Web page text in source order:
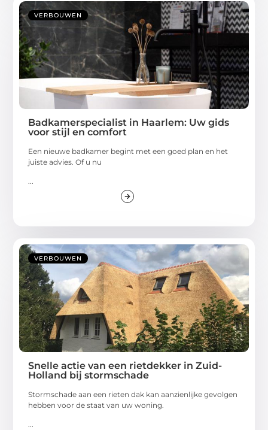
VERBOUWEN
Badkamerspecialist in Haarlem: Uw gids
voor stijl en comfort
Een nieuwe badkamer begint met een goed plan en het
juiste advies. Of u nu
...
VERBOUWEN
Snelle actie van een rietdekker in Zuid-
Holland bij stormschade
Stormschade aan een rieten dak kan aanzienlijke gevolgen
hebben voor de staat van uw woning.
...